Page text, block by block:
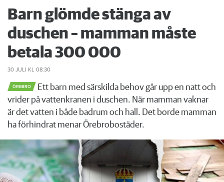
Barn glömde stänga av
duschen – mamman måste
betala 300 000
30 JULI KL 08:30
ÖREBRO
Ett barn med särskilda behov går upp en natt och
vrider på vattenkranen i duschen. När mamman vaknar
är det vatten i både badrum och hall. Det borde mamman
ha förhindrat menar Örebrobostäder.